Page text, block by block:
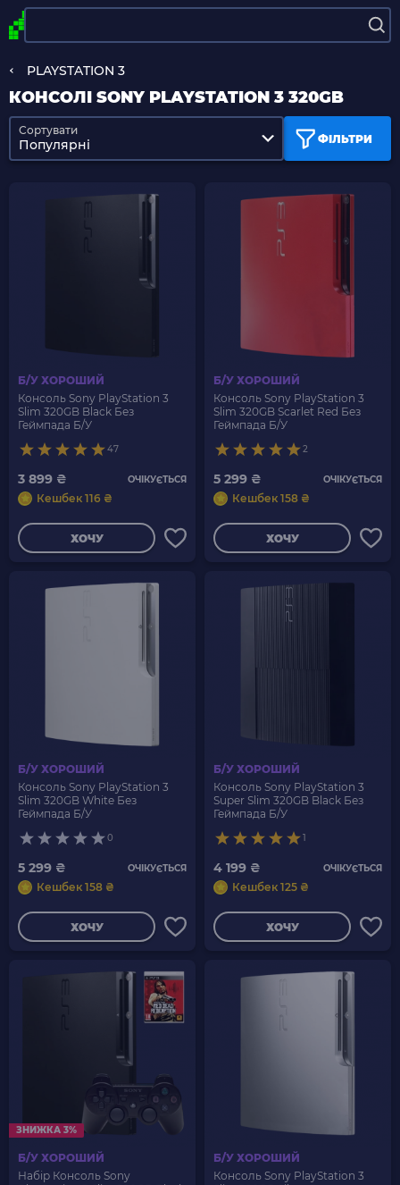
PLAYSTATION 3
КОНСОЛІ SONY PLAYSTATION 3 320GB
ФІЛЬТРИ
Сортувати
Популярні
Б/У ХОРОШИЙ
Консоль Sony PlayStation 3
Slim 320GB Black Без
Геймпада Б/У
47
3 899 ₴ ОЧІКУЄТЬСЯ
Кешбек 116 ₴
ХОЧУ
Б/У ХОРОШИЙ
Консоль Sony PlayStation 3
Slim 320GB Scarlet Red Без
Геймпада Б/У
2
5 299 ₴ ОЧІКУЄТЬСЯ
Кешбек 158 ₴
ХОЧУ
Б/У ХОРОШИЙ
Консоль Sony PlayStation 3
Slim 320GB White Без
Геймпада Б/У
0
5 299 ₴ ОЧІКУЄТЬСЯ
Кешбек 158 ₴
ХОЧУ
Б/У ХОРОШИЙ
Консоль Sony PlayStation 3
Super Slim 320GB Black Без
Геймпада Б/У
1
4 199 ₴ ОЧІКУЄТЬСЯ
Кешбек 125 ₴
ХОЧУ
ЗНИЖКА 3%
Б/У ХОРОШИЙ
Набір Консоль Sony
Б/У ХОРОШИЙ
Консоль Sony PlayStation 3